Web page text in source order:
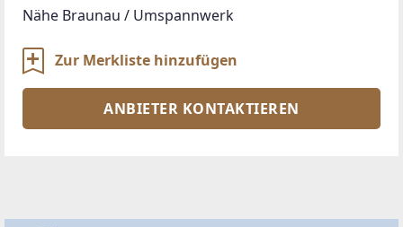
Nähe Braunau / Umspannwerk
Zur Merkliste hinzufügen
ANBIETER KONTAKTIEREN